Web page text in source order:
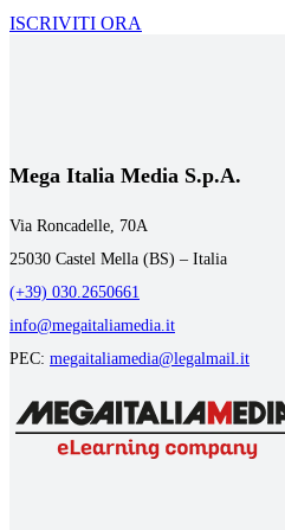
ISCRIVITI ORA
Mega Italia Media S.p.A.
Via Roncadelle, 70A
25030 Castel Mella (BS) – Italia
(+39) 030.2650661
info@megaitaliamedia.it
PEC: megaitaliamedia@legalmail.it